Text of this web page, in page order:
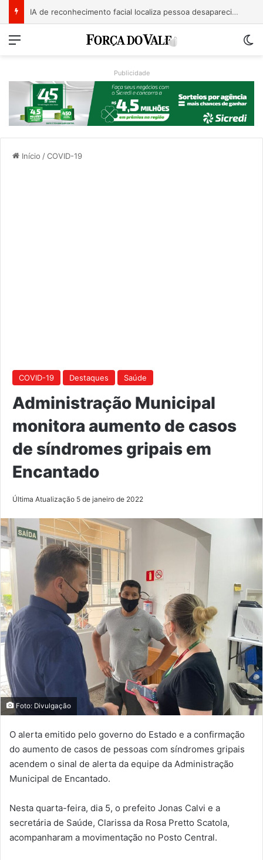
IA de reconhecimento facial localiza pessoa desaparecida há 15 anos; sistema atinge precisão de até 99%
Menu
Publicidade
Início /COVID-19
COVID-19 Destaques Saúde
Administração Municipal
monitora aumento de casos
de síndromes gripais em
Encantado
Última Atualização 5 de janeiro de 2022
Foto: Divulgação
O alerta emitido pelo governo do Estado e a confirmação
do aumento de casos de pessoas com síndromes gripais
acendem o sinal de alerta da equipe da Administração
Municipal de Encantado.
Nesta quarta-feira, dia 5, o prefeito Jonas Calvi e a
secretária de Saúde, Clarissa da Rosa Pretto Scatola,
acompanharam a movimentação no Posto Central.